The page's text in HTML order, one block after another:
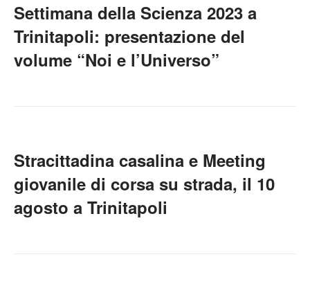
Settimana della Scienza 2023 a
Trinitapoli: presentazione del
volume “Noi e l’Universo”
Stracittadina casalina e Meeting
giovanile di corsa su strada, il 10
agosto a Trinitapoli